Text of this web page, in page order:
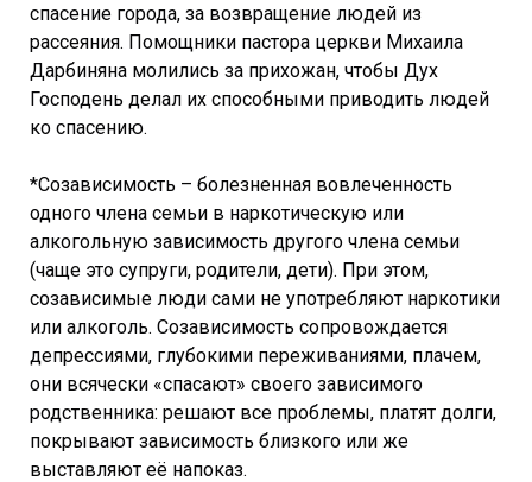
спасение города, за возвращение людей из
рассеяния. Помощники пастора церкви Михаила
Дарбиняна молились за прихожан, чтобы Дух
Господень делал их способными приводить людей
ко спасению.
*Созависимость – болезненная вовлеченность
одного члена семьи в наркотическую или
алкогольную зависимость другого члена семьи
(чаще это супруги, родители, дети). При этом,
созависимые люди сами не употребляют наркотики
или алкоголь. Созависимость сопровождается
депрессиями, глубокими переживаниями, плачем,
они всячески «спасают» своего зависимого
родственника: решают все проблемы, платят долги,
покрывают зависимость близкого или же
выставляют её напоказ.